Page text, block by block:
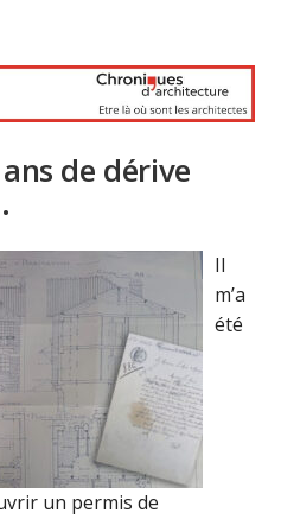
de dérive
Il
m’a
été
un permis de